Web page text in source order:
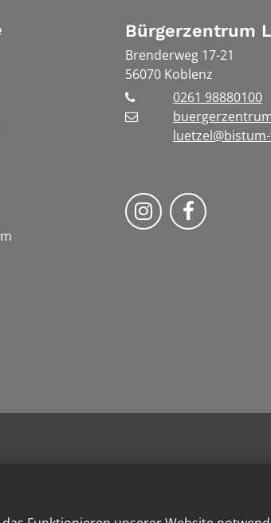
Bürgerzentrum
Brenderweg 17-21
56070 Koblenz
0261 98880100
Folge uns auf
Folge